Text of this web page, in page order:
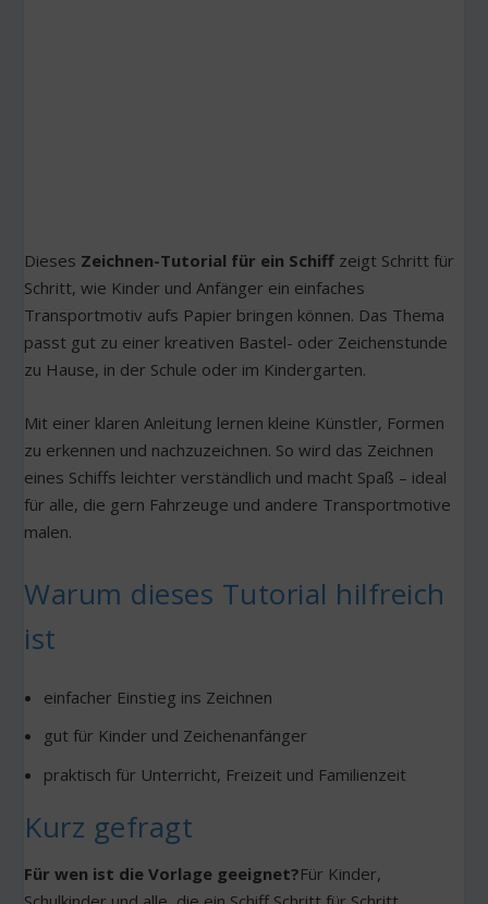
Dieses Zeichnen-Tutorial für ein Schiff zeigt Schritt für
Schritt, wie Kinder und Anfänger ein einfaches
Transportmotiv aufs Papier bringen können. Das Thema
passt gut zu einer kreativen Bastel- oder Zeichenstunde
zu Hause, in der Schule oder im Kindergarten.
Mit einer klaren Anleitung lernen kleine Künstler, Formen
zu erkennen und nachzuzeichnen. So wird das Zeichnen
eines Schiffs leichter verständlich und macht Spaß – ideal
für alle, die gern Fahrzeuge und andere Transportmotive
malen.
Warum dieses Tutorial hilfreich
ist
einfacher Einstieg ins Zeichnen
gut für Kinder und Zeichenanfänger
praktisch für Unterricht, Freizeit und Familienzeit
Kurz gefragt
Für wen ist die Vorlage geeignet?Für Kinder,